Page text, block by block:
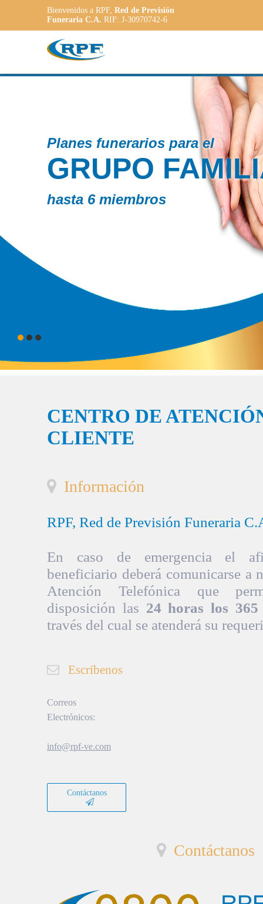
Bienvenidos a RPF, Red de Previsión
Funeraria C.A. RIF: J-30970742-6
a las
CENTRO DE
CLIENTE
Información
RPF, Red de Previsión Funeraria
En caso de emergencia el
beneficiario deberá comunicarse a
Atención Telefónica que
disposición las 24 horas los
través del cual se atenderá su
Escríbenos
Correos
Electrónicos:
info@rpf-ve.com
Contáctanos
Contáctanos